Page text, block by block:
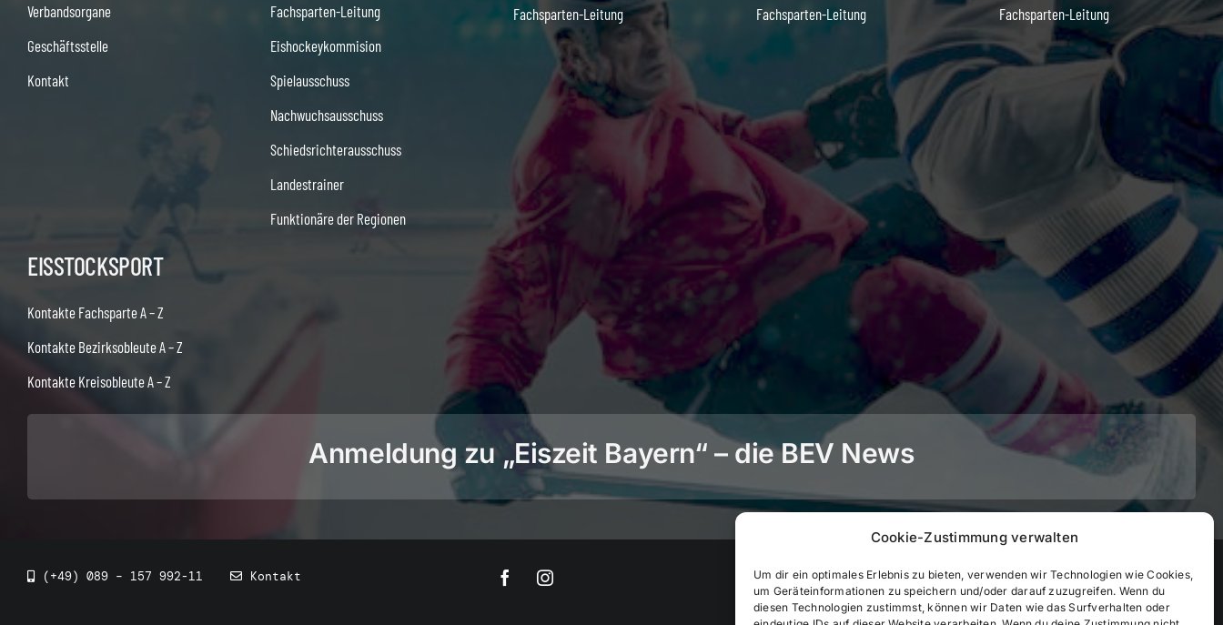
Cookie-Zustimmung verwalten
Um dir ein optimales Erlebnis zu bieten, verwenden wir Technologien wie Cookies,
um Geräteinformationen zu speichern und/oder darauf zuzugreifen. Wenn du
diesen Technologien zustimmst, können wir Daten wie das Surfverhalten oder
Verbandsorgane
Geschäftsstelle
Kontakt
Fachsparten-Leitung
Eishockeykommision
Spielausschuss
Nachwuchsausschuss
Schiedsrichterausschuss
Landestrainer
Funktionäre der Regionen
Fachsparten-Leitung Fachsparten-Leitung Fachsparten-Leitung
EISSTOCKSPORT
Kontakte Fachsparte A – Z
Kontakte Bezirksobleute A – Z
Kontakte Kreisobleute A – Z
Anmeldung zu „Eiszeit Bayern“ – die BEV News
(+49) 089 – 157 992-11 Kontakt © 2026 • BEV Bayerischer Eissportverband